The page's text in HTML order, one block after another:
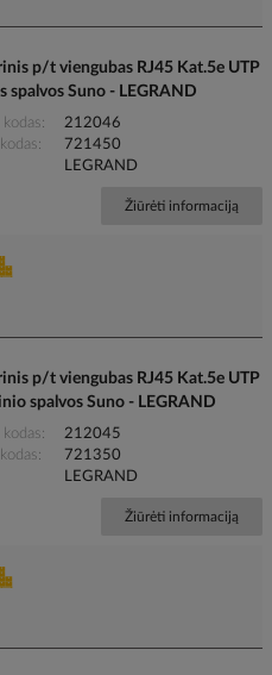
p/t viengubas RJ45 Kat.5e UTP
spalvos Suno - LEGRAND
212046
721450
LEGRAND
Žiūrėti informaciją
p/t viengubas RJ45 Kat.5e UTP
spalvos Suno - LEGRAND
212045
721350
LEGRAND
Žiūrėti informaciją